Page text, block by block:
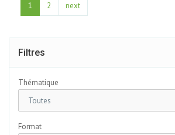
1 2 next
Filtres
Thématique
Format